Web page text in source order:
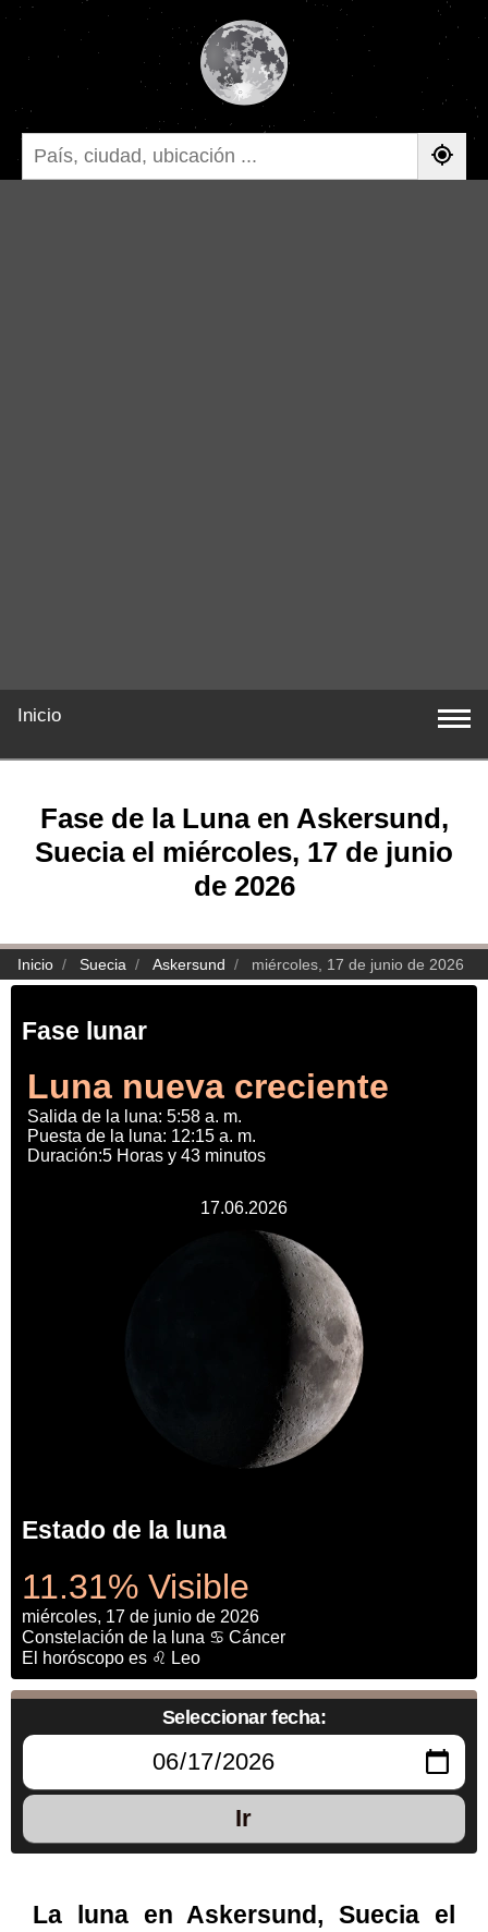
Inicio
Fase de la Luna en Askersund,
Suecia el miércoles, 17 de junio
de 2026
Inicio Suecia Askersund miércoles, 17 de junio de 2026
Fase lunar
Luna nueva creciente
Salida de la luna: 5:58 a. m.
Puesta de la luna: 12:15 a. m.
Duración:5 Horas y 43 minutos
17.06.2026
Estado de la luna
11.31% Visible
miércoles, 17 de junio de 2026
Constelación de la luna ♋ Cáncer
El horóscopo es ♌ Leo
Seleccionar fecha:
Ir
La luna en Askersund, Suecia el